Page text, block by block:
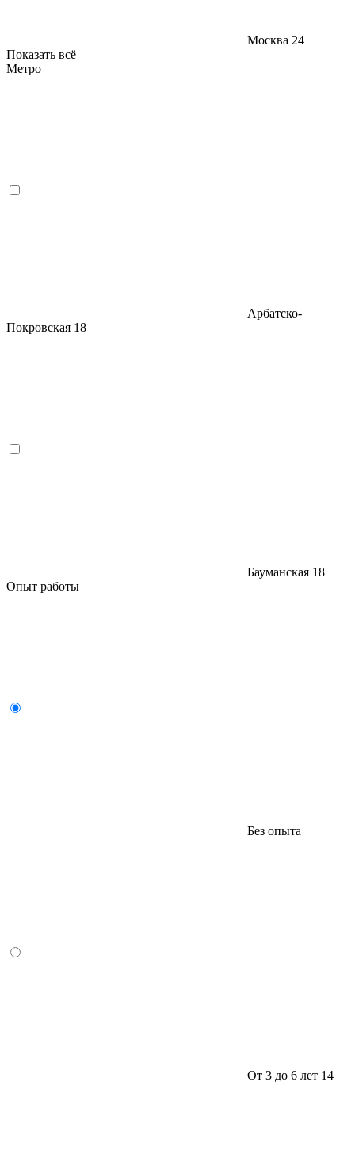
Москва 24
Показать всё
Метро
Арбатско-
Покровская 18
Бауманская 18
Опыт работы
Без опыта
От 3 до 6 лет 14